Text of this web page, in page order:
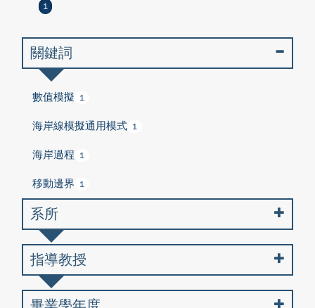
1
關鍵詞
數值模擬 1
海岸線模擬通用模式 1
海岸過程 1
移動邊界 1
系所
指導教授